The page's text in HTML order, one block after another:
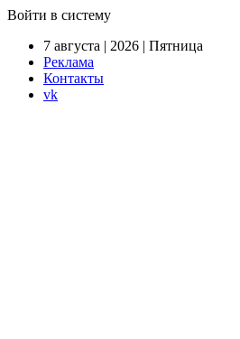
Войти в систему
7 августа | 2026 | Пятница
Реклама
Контакты
vk